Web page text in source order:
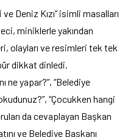
Deniz Kızı” isimli masalları
miniklerle yakından
olayları ve resimleri tek tek
dikkat dinledi.
ne yapar?”, “Belediye
“Çocukken hangi
da cevaplayan Başkan
ve Belediye Başkanı